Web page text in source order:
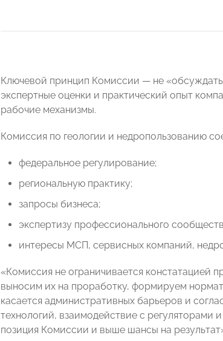
Ключевой принцип Комиссии — не
экспертные оценки и практический опыт
рабочие механизмы.
Комиссия по геологии и недропользованию
федеральное регулирование;
региональную практику;
запросы бизнеса;
экспертизу профессионального
интересы МСП, сервисных компаний,
«Комиссия не ограничивается констатацией
выносим их на проработку, формируем
касается административных барьеров и
технологий, взаимодействие с регуляторами
позиция Комиссии и выше шансы на